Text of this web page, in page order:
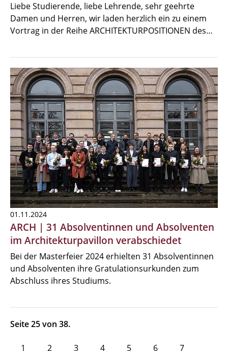
Liebe Studierende, liebe Lehrende, sehr geehrte
Damen und Herren, wir laden herzlich ein zu einem
Vortrag in der Reihe ARCHITEKTURPOSITIONEN des…
01.11.2024
ARCH | 31 Absolventinnen und Absolventen
im Architekturpavillon verabschiedet
Bei der Masterfeier 2024 erhielten 31 Absolventinnen
und Absolventen ihre Gratulationsurkunden zum
Abschluss ihres Studiums.
Seite 25 von 38.
1 2 3 4 5 6 7